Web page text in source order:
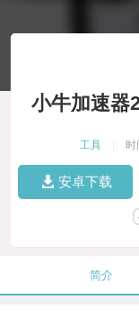
小牛加速器
工具
安卓下载
简介